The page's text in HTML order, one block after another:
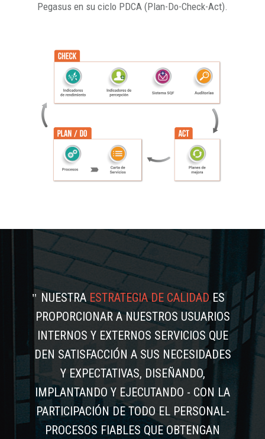
Pegasus en su ciclo PDCA (Plan-Do-Check-Act).
NUESTRAESTRATEGIA DE CALIDADES
PROPORCIONAR A NUESTROS USUARIOS
INTERNOS Y EXTERNOS SERVICIOS QUE
DEN SATISFACCIÓN A SUS NECESIDADES
Y EXPECTATIVAS, DISEÑANDO,
IMPLANTANDO Y EJECUTANDO - CON LA
PARTICIPACIÓN DE TODO EL PERSONAL-
PROCESOS FIABLES QUE OBTENGAN